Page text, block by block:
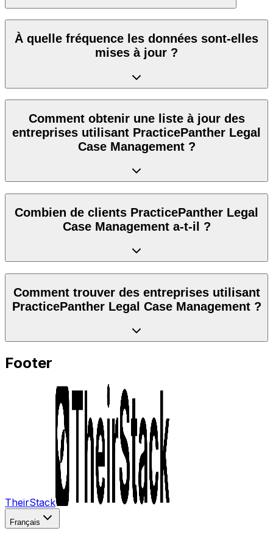
À quelle fréquence les données sont-elles
mises à jour ?
Comment obtenir une liste à jour des
entreprises utilisant PracticePanther Legal
Case Management ?
Combien de clients PracticePanther Legal
Case Management a-t-il ?
Comment trouver des entreprises utilisant
PracticePanther Legal Case Management ?
Footer
TheirStack
Français